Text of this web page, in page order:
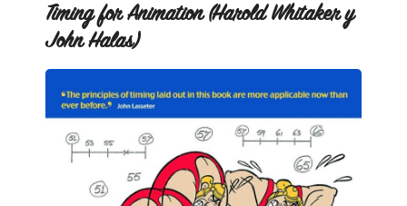
Timing for Animation (Harold Whitaker y
John Halas)